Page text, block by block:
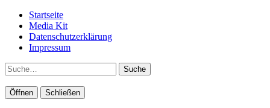
Startseite
Media Kit
Datenschutzerklärung
Impressum
Suche
Öffnen Schließen